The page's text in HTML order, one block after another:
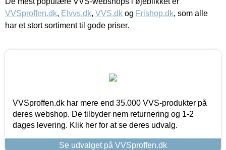
VVSproffen.dk, Elvvs.dk, VVS.dk og Frishop.dk, som alle
har et stort sortiment til gode priser.
VVSproffen.dk har mere end 35.000 VVS-produkter på
deres webshop. De tilbyder nem returnering og 1-2
dages levering. Klik her for at se deres udvalg.
Se udvalget på VVSproffen.dk